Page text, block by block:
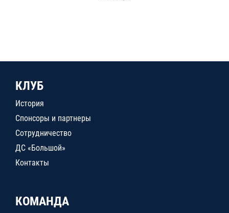
КЛУБ
История
Спонсоры и партнеры
Сотрудничество
ДС «Большой»
Контакты
КОМАНДА